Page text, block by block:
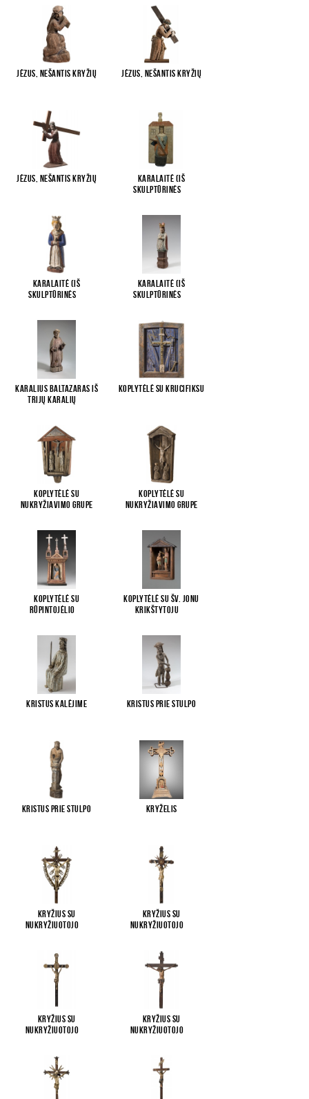
Jėzus, nešantis kryžių Jėzus, nešantis kryžių
Jėzus, nešantis kryžių
Karalaitė (iš
skulptūrinės
Karalaitė (iš
skulptūrinės
Karalaitė (iš
skulptūrinės
Karalius Baltazaras iš
Trijų karalių
Koplytėlė su krucifiksu
Koplytėlė su
Nukryžiavimo grupe
Koplytėlė su
Nukryžiavimo grupe
Koplytėlė su
Rūpintojėlio
Koplytėlė su Šv. Jonu
Krikštytoju
Kristus kalėjime Kristus prie stulpo
Kristus prie stulpo Kryželis
Kryžius su
Nukryžiuotojo
Kryžius su
Nukryžiuotojo
Kryžius su
Nukryžiuotojo
Kryžius su
Nukryžiuotojo